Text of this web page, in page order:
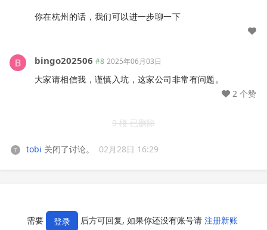
你在杭州的话，我们可以进一步聊一下
bingo202506 #8 2025年06月03日
大家请相信我，谨慎入坑，这家公司非常有问题。
2 个赞
9 楼 已删除
tobi 关闭了讨论。 02月28日 16:29
需要 登录 后方可回复, 如果你还没有账号请 注册新账